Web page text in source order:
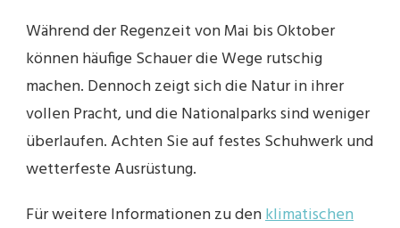
Während der Regenzeit von Mai bis Oktober
können häufige Schauer die Wege rutschig
machen. Dennoch zeigt sich die Natur in ihrer
vollen Pracht, und die Nationalparks sind weniger
überlaufen. Achten Sie auf festes Schuhwerk und
wetterfeste Ausrüstung.
Für weitere Informationen zu denklimatischen